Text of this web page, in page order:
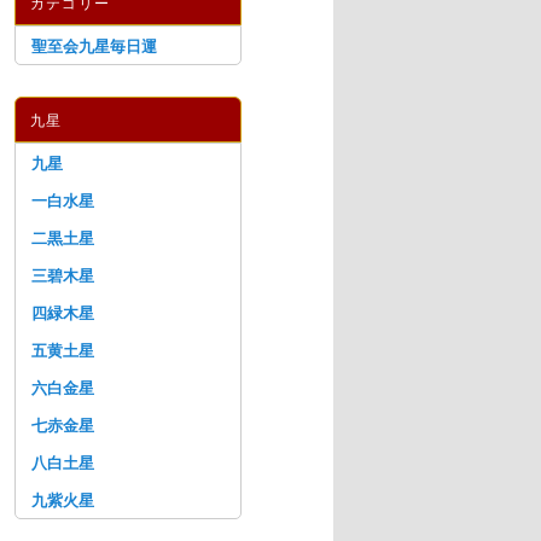
聖至会九星毎日運
九星
九星
一白水星
二黒土星
三碧木星
四緑木星
五黄土星
六白金星
七赤金星
八白土星
九紫火星